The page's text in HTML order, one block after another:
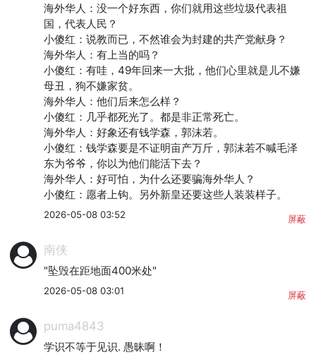
海外华人：没一个好东西，你们就用这些垃圾代表祖
国，代表人民？
小傻红：说教而已，不然谁会为封建的共产党献身？
海外华人：有上当的吗？
小傻红：有哇，49年回来一大批，他们心里就是儿不嫌
母丑，狗不嫌家贫。
海外华人：他们后来怎么样？
小傻红：几乎都死光了。都是非正常死亡。
海外华人：好象还有钱学森，郭沫若。
小傻红：钱学森要是不证明亩产万斤，郭沫若不喊毛泽
东为爷爷，你以为他们能活下去？
海外华人：好可怕，为什么还要骗海外华人？
小傻红：愿者上钩。另外新皇还要这些人装装样子。
2026-05-08 03:52 屏蔽
南侠
"坠毁在距地面400米处"
2026-05-08 03:01 屏蔽
puma4843
学识不等于见识. 愚昧啊！